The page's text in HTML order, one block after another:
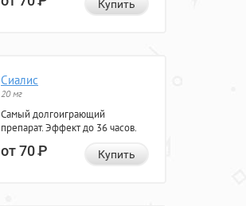
Купить
Сиалис
20 мг
Самый долгоиграющий
препарат. Эффект до 36 часов.
от 70Р Купить